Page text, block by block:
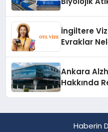
İngiltere
Evraklar
Ankara
Hakkında
Haberin